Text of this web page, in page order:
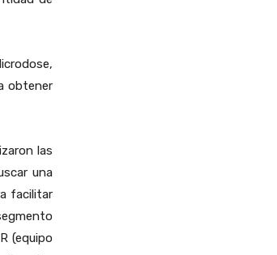
obtener
las
una
facilitar
(equipo